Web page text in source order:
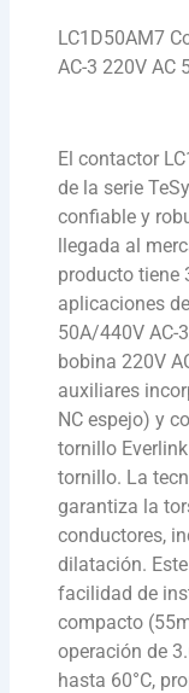
LC1D50AM7
AC-3 220V AC
El contactor
de la serie
confiable y
llegada al
producto tiene
aplicaciones
50A/440V AC-
bobina 220V
auxiliares
NC espejo) y
tornillo
tornillo. La
garantiza la
conductores,
dilatación.
facilidad de
compacto
operación de
hasta 60°C,